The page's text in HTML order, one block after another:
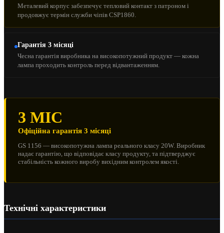
Металевий корпус забезпечує тепловий контакт з патроном і
продовжує термін служби чіпів CSP1860.
Гарантія 3 місяці
Чесна гарантія виробника на високопотужний продукт — кожна
лампа проходить контроль перед відвантаженням.
3 МІС
Офіційна гарантія 3 місяці
GS 1156 — високопотужна лампа реального класу 20W. Виробник
надає гарантію, що відповідає класу продукту, та підтверджує
стабільність кожного виробу вихідним контролем якості.
Технічні характеристики